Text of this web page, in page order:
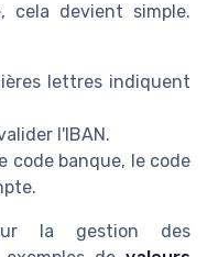
cela devient simple.
lettres indiquent
l'IBAN.
code banque, le code
la gestion des